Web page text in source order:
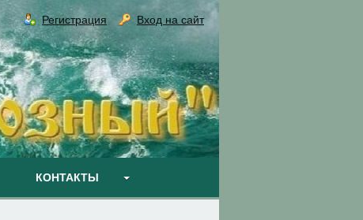
Регистрация Вход на сайт
КОНТАКТЫ